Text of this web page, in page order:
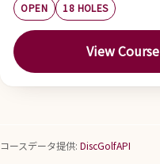
OPEN 18 HOLES
View Course
コースデータ提供: DiscGolfAPI